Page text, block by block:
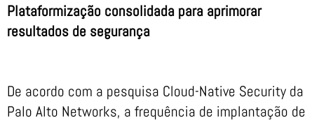
Plataformização consolidada para aprimorar
resultados de segurança
De acordo com a pesquisa Cloud-Native Security da
Palo Alto Networks, a frequência de implantação de